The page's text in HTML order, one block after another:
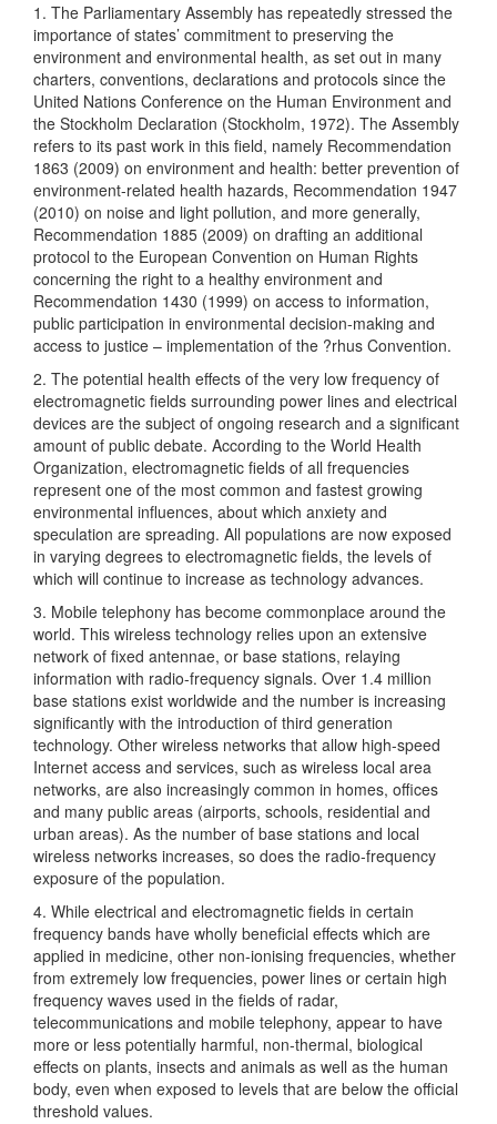
1. The Parliamentary Assembly has repeatedly stressed the
importance of states’ commitment to preserving the
environment and environmental health, as set out in many
charters, conventions, declarations and protocols since the
United Nations Conference on the Human Environment and
the Stockholm Declaration (Stockholm, 1972). The Assembly
refers to its past work in this field, namely Recommendation
1863 (2009) on environment and health: better prevention of
environment-related health hazards, Recommendation 1947
(2010) on noise and light pollution, and more generally,
Recommendation 1885 (2009) on drafting an additional
protocol to the European Convention on Human Rights
concerning the right to a healthy environment and
Recommendation 1430 (1999) on access to information,
public participation in environmental decision-making and
access to justice – implementation of the ?rhus Convention.
2. The potential health effects of the very low frequency of
electromagnetic fields surrounding power lines and electrical
devices are the subject of ongoing research and a significant
amount of public debate. According to the World Health
Organization, electromagnetic fields of all frequencies
represent one of the most common and fastest growing
environmental influences, about which anxiety and
speculation are spreading. All populations are now exposed
in varying degrees to electromagnetic fields, the levels of
which will continue to increase as technology advances.
3. Mobile telephony has become commonplace around the
world. This wireless technology relies upon an extensive
network of fixed antennae, or base stations, relaying
information with radio-frequency signals. Over 1.4 million
base stations exist worldwide and the number is increasing
significantly with the introduction of third generation
technology. Other wireless networks that allow high-speed
Internet access and services, such as wireless local area
networks, are also increasingly common in homes, offices
and many public areas (airports, schools, residential and
urban areas). As the number of base stations and local
wireless networks increases, so does the radio-frequency
exposure of the population.
4. While electrical and electromagnetic fields in certain
frequency bands have wholly beneficial effects which are
applied in medicine, other non-ionising frequencies, whether
from extremely low frequencies, power lines or certain high
frequency waves used in the fields of radar,
telecommunications and mobile telephony, appear to have
more or less potentially harmful, non-thermal, biological
effects on plants, insects and animals as well as the human
body, even when exposed to levels that are below the official
threshold values.